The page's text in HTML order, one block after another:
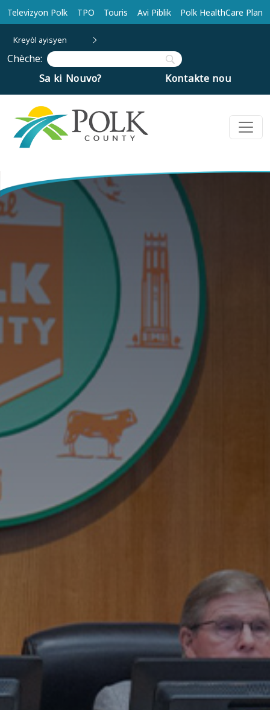
Ale nan kontni prensipal la
Televizyon Polk TPO Touris Avi Piblik Polk HealthCare Plan
Kreyòl ayisyen
Chèche:
Sa ki Nouvo?
Kontakte nou